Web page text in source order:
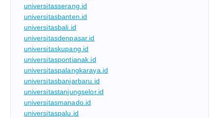
universitasserang.id
universitasbanten.id
universitasbali.id
universitasdenpasar.id
universitaskupang.id
universitaspontianak.id
universitaspalangkaraya.id
universitasbanjarbaru.id
universitastanjungselor.id
universitasmanado.id
universitaspalu.id